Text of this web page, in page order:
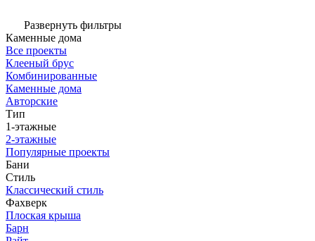
Развернуть фильтры
Каменные дома
Все проекты
Клееный брус
Комбинированные
Каменные дома
Авторские
Тип
1-этажные
2-этажные
Популярные проекты
Бани
Стиль
Классический стиль
Фахверк
Плоская крыша
Барн